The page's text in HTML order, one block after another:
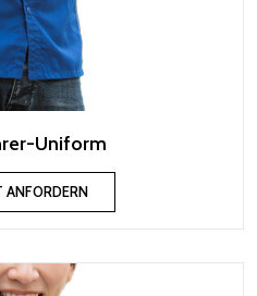
Uniform
ANFORDERN